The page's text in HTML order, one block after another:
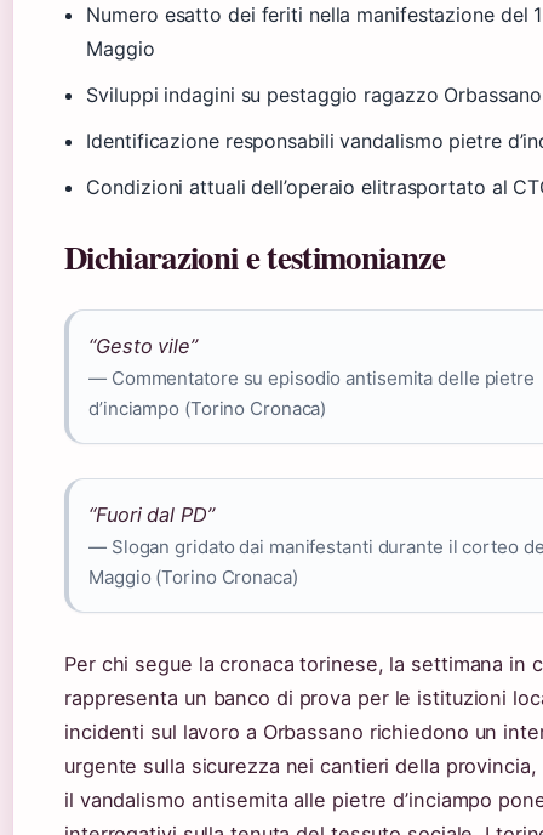
Numero esatto dei feriti nella manifestazione del
Maggio
Sviluppi indagini su pestaggio ragazzo Orbassano
Identificazione responsabili vandalismo pietre
Condizioni attuali dell’operaio elitrasportato al
Dichiarazioni e testimonianze
“Gesto vile”
— Commentatore su episodio antisemita delle pietre
d’inciampo (Torino Cronaca)
“Fuori dal PD”
— Slogan gridato dai manifestanti durante il corteo
Maggio (Torino Cronaca)
Per chi segue la cronaca torinese, la settimana in
rappresenta un banco di prova per le istituzioni
incidenti sul lavoro a Orbassano richiedono un
urgente sulla sicurezza nei cantieri della
il vandalismo antisemita alle pietre d’inciampo